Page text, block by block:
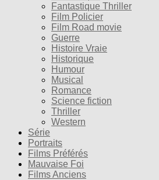
Fantastique Thriller
Film Policier
Film Road movie
Guerre
Histoire Vraie
Historique
Humour
Musical
Romance
Science fiction
Thriller
Western
Série
Portraits
Films Préférés
Mauvaise Foi
Films Anciens